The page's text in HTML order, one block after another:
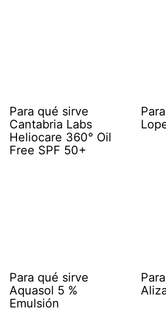
Para qué sirve
Cantabria Labs
Heliocare 360° Oil
Free SPF 50+
Para qué sirve
Aquasol 5 %
Emulsión